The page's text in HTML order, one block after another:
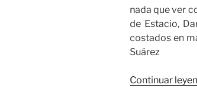
nada que ver
de Estacio,
costados en
Suárez
Continuar